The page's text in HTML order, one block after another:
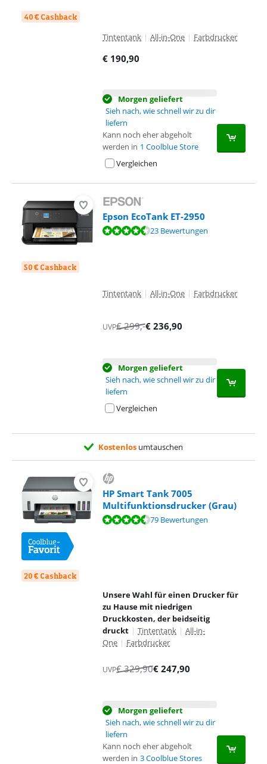
40 € Cashback
Tintentank | All-in-One | Farbdrucker
€ 190,90
Morgen geliefert
Sieh nach, wie schnell wir zu dir
liefern
Kann noch eher abgeholt
werden in 1 Coolblue Store
Vergleichen
50 € Cashback
Epson EcoTank ET-2950
Bewertet mit 8,5 von 10, basierend auf 23 Bewertungen.
23 Bewertungen
Tintentank | All-in-One | Farbdrucker
UVP€299,-€ 236,90
Morgen geliefert
Sieh nach, wie schnell wir zu dir
liefern
Vergleichen
Kostenlos umtauschen
20 € Cashback
HP Smart Tank 7005
Multifunktionsdrucker (Grau)
Bewertet mit 8,7 von 10, basierend auf 79 Bewertungen.
79 Bewertungen
Unsere Wahl für einen Drucker für
zu Hause mit niedrigen
Druckkosten, der beidseitig
druckt | Tintentank | All-in-
One | Farbdrucker
UVP€329,90€ 247,90
Morgen geliefert
Sieh nach, wie schnell wir zu dir
liefern
Kann noch eher abgeholt
werden in 3 Coolblue Stores